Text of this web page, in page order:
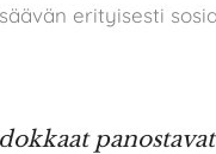
erityisesti